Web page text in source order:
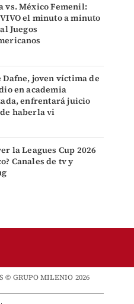
vs. México Femenil:
el minuto a minuto
Juegos
Dafne, joven víctima de
en academia
enfrentará juicio
haberla vi
la Leagues Cup 2026
Canales de tv y
© GRUPO MILENIO 2026